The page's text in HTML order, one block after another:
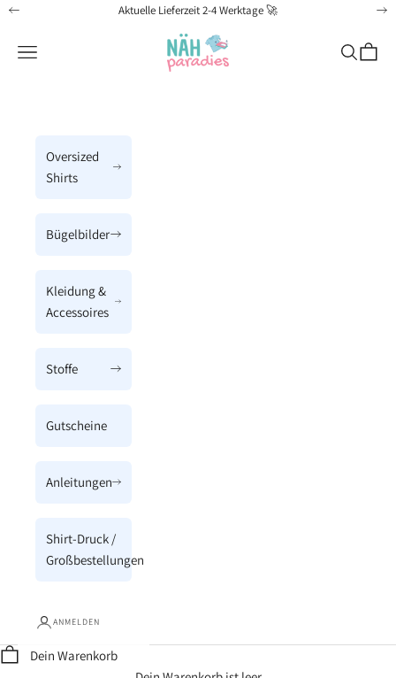
Zum Inhalt springen
Zurück Aktuelle Lieferzeit 2-4 Werktage 🚀 Vor
Näh-Paradies
Menü Suchen
Oversized
Shirts
Bügelbilder
Kleidung &
Accessoires
Stoffe
Gutscheine
Anleitungen
Shirt-Druck /
Großbestellungen
ANMELDEN
Dein Warenkorb